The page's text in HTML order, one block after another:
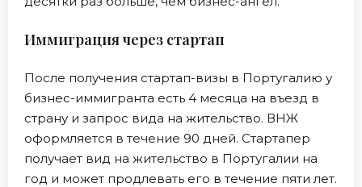
Иммиграция через стартап
После получения стартап-визы в Португалию у
бизнес-иммигранта есть 4 месяца на въезд в
страну и запрос вида на жительство. ВНЖ
оформляется в течение 90 дней. Стартапер
получает вид на жительство в Португалии на
год и может продлевать его в течение пяти лет.